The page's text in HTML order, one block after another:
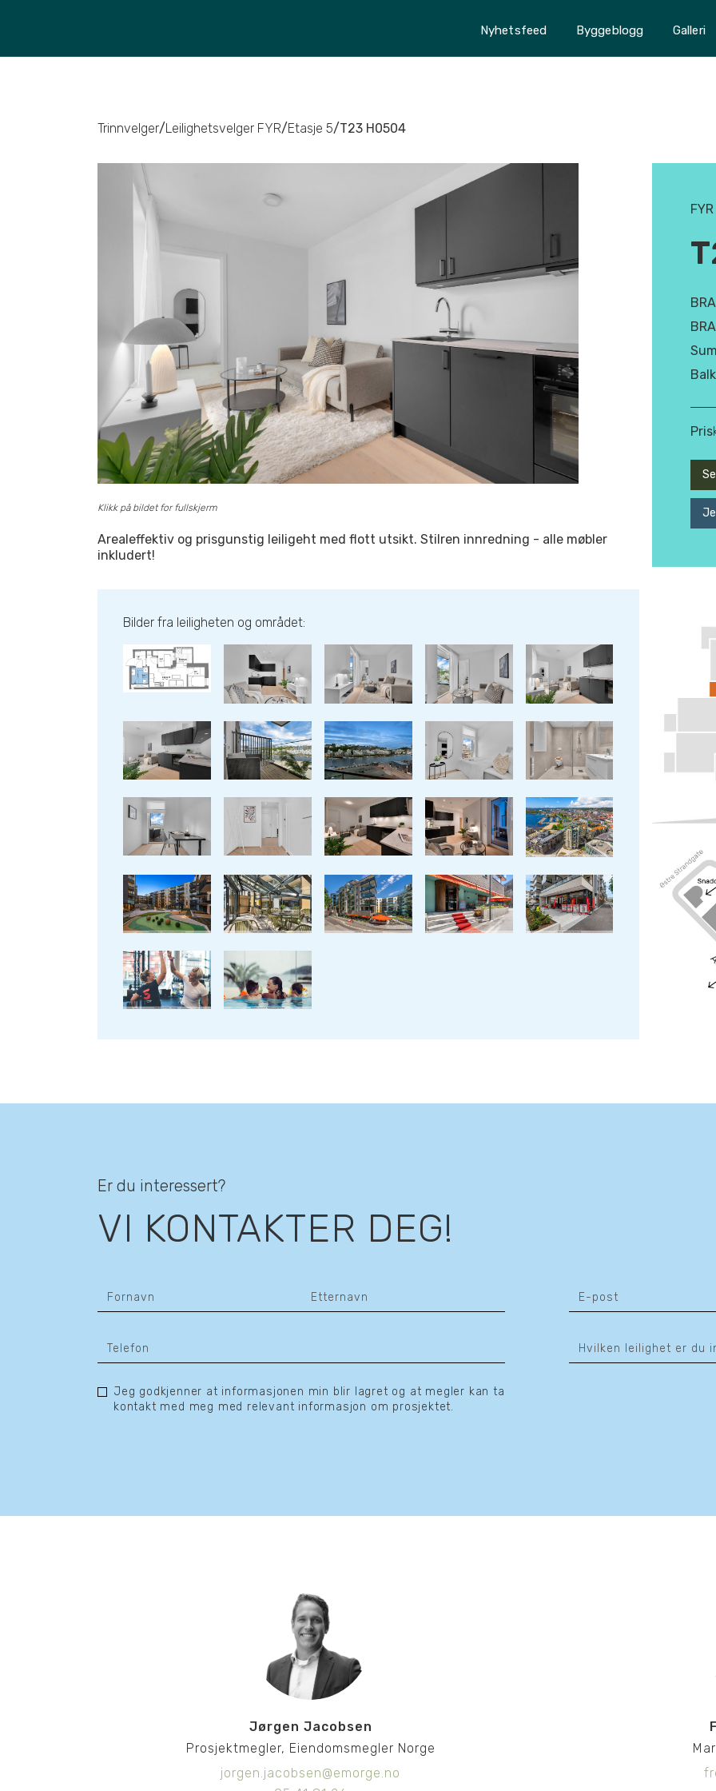
Nyhetsfeed Byggeblogg Galleri
Trinnvelger/Leilighetsvelger FYR/Etasje 5/T23 H0504
Klikk på bildet for fullskjerm
Arealeffektiv og prisgunstig leiligeht med flott utsikt. Stilren innredning - alle møbler
inkludert!
Bilder fra leiligheten og området:
FYR
Pris
Er du interessert?
VI KONTAKTER DEG!
Jeg godkjenner at informasjonen min blir lagret og at megler kan ta
kontakt med meg med relevant informasjon om prosjektet.
Jørgen Jacobsen
Prosjektmegler, Eiendomsmegler Norge
jorgen.jacobsen@emorge.no